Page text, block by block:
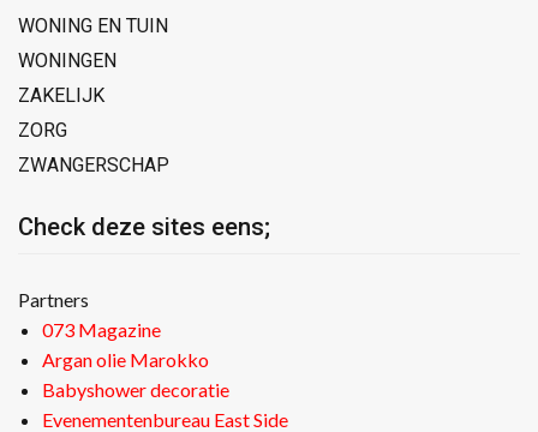
WONING EN TUIN
WONINGEN
ZAKELIJK
ZORG
ZWANGERSCHAP
Check deze sites eens;
Partners
073 Magazine
Argan olie Marokko
Babyshower decoratie
Evenementenbureau East Side